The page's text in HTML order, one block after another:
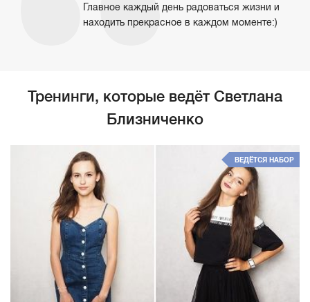
Главное каждый день радоваться жизни и
находить прекрасное в каждом моменте:)
Тренинги, которые ведёт Светлана
Близниченко
ВЕДЁТСЯ НАБОР